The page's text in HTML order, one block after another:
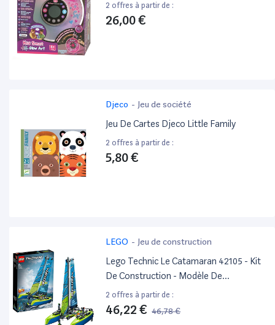
2 offres à partir de :
26,00 €
Djeco - Jeu de société
Jeu De Cartes Djeco Little Family
2 offres à partir de :
5,80 €
LEGO - Jeu de construction
Lego Technic Le Catamaran 42105 - Kit
De Construction - Modèle De
Catamaran - Bateau Flottant Pour Les
Enfants Et Les Fans De Voile
2 offres à partir de :
46,22 € 46,78 €